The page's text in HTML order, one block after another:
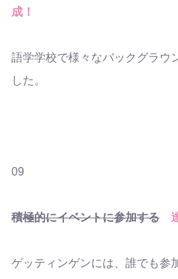
成！
語学学校で様々なバックグラウ
した。
09
積極的にイベントに参加する
ゲッティンゲンには、誰でも参